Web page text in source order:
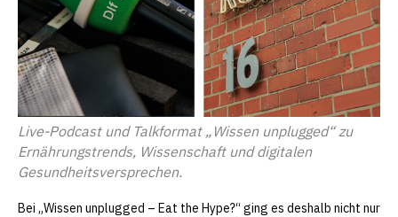
Live-Podcast und Talkformat „Wissen unplugged“ zu
Ernährungstrends, Wissenschaft und digitalen
Gesundheitsversprechen.
Bei „Wissen unplugged – Eat the Hype?“ ging es deshalb nicht nur